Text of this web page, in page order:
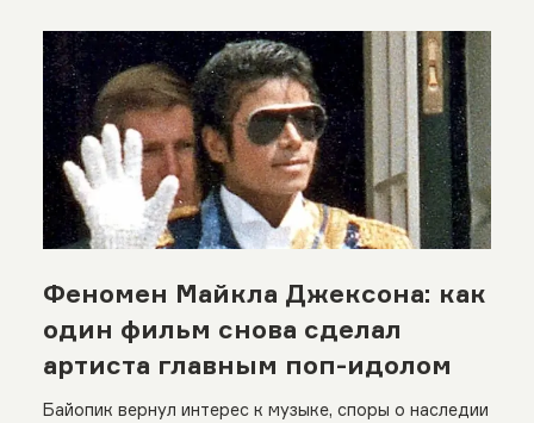
Феномен Майкла Джексона: как
один фильм снова сделал
артиста главным поп-идолом
Байопик вернул интерес к музыке, споры о наследии